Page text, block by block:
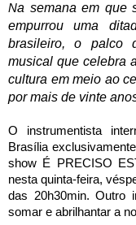
Na semana em que
empurrou uma
brasileiro, o palco
musical que celebra
cultura em meio ao
por mais de vinte
O instrumentista
Brasília
show É PRECISO
nesta quinta-feira,
das 20h30min. Outro
somar e abrilhantar a